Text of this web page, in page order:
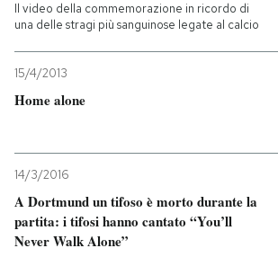
NEWSLETTER
I MIEI PREFERITI
SHOP
CALENDARIO
Il video della commemorazione in ricordo di
una delle stragi più sanguinose legate al calcio
15/4/2013
Home alone
14/3/2016
A Dortmund un tifoso è morto durante la
partita: i tifosi hanno cantato “You’ll
Never Walk Alone”